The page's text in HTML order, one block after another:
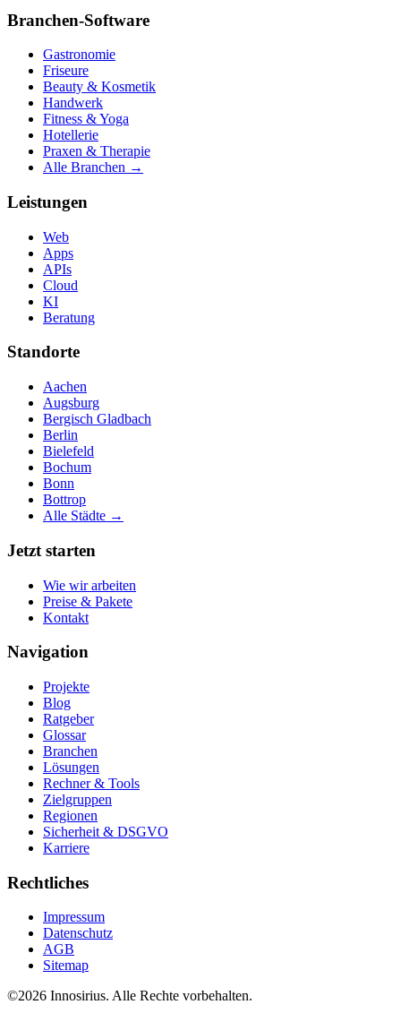
Branchen-Software
Gastronomie
Friseure
Beauty & Kosmetik
Handwerk
Fitness & Yoga
Hotellerie
Praxen & Therapie
Alle Branchen →
Leistungen
Web
Apps
APIs
Cloud
KI
Beratung
Standorte
Aachen
Augsburg
Bergisch Gladbach
Berlin
Bielefeld
Bochum
Bonn
Bottrop
Alle Städte →
Jetzt starten
Wie wir arbeiten
Preise & Pakete
Kontakt
Navigation
Projekte
Blog
Ratgeber
Glossar
Branchen
Lösungen
Rechner & Tools
Zielgruppen
Regionen
Sicherheit & DSGVO
Karriere
Rechtliches
Impressum
Datenschutz
AGB
Sitemap
©2026 Innosirius. Alle Rechte vorbehalten.